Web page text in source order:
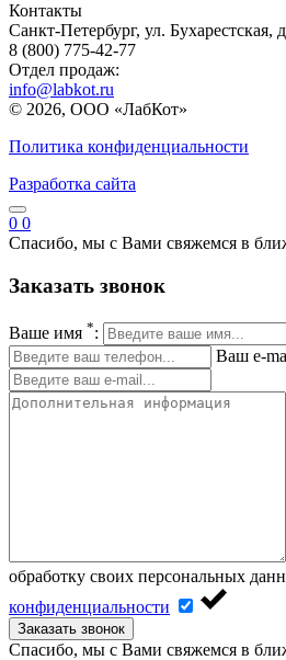
Контакты
Санкт-Петербург, ул. Бухарестская,
8 (800) 775-42-77
Отдел продаж:
info@labkot.ru
© 2026, ООО «ЛабКот»
Политика конфиденциальности
Разработка сайта
0 0
Спасибо, мы с Вами свяжемся в
Заказать звонок
Ваше имя *:
Ваш e-
обработку своих персональных
конфиденциальности
Заказать звонок
Спасибо, мы с Вами свяжемся в